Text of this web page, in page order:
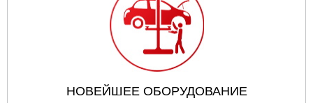
НОВЕЙШЕЕ ОБОРУДОВАНИЕ